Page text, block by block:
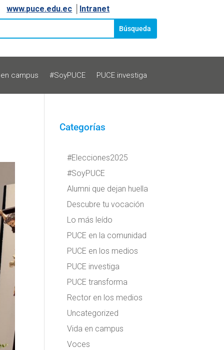
www.puce.edu.ec Intranet
campus #SoyPUCE PUCE investiga
Categorías
#Elecciones2025
#SoyPUCE
Alumni que dejan huella
Descubre tu vocación
Lo más leído
PUCE en la comunidad
PUCE en los medios
PUCE investiga
PUCE transforma
Rector en los medios
Uncategorized
Vida en campus
Voces